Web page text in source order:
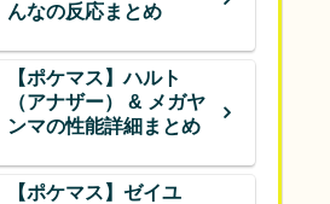
んなの反応まとめ
【ポケマス】ハルト
（アナザー） & メガヤ
ンマの性能詳細まとめ
【ポケマス】ゼイユ